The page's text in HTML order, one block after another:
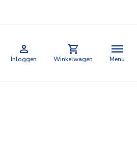
Inloggen Winkelwagen Menu